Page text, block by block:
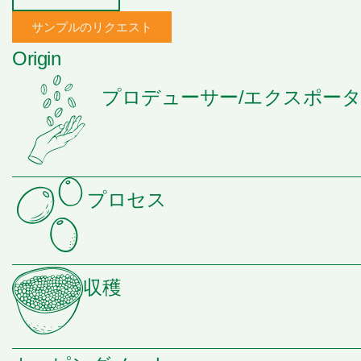
サンプルのリクエスト
Origin
プロデューサー/エクスポー
プロセス
収穫